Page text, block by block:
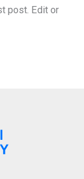
post. Edit or